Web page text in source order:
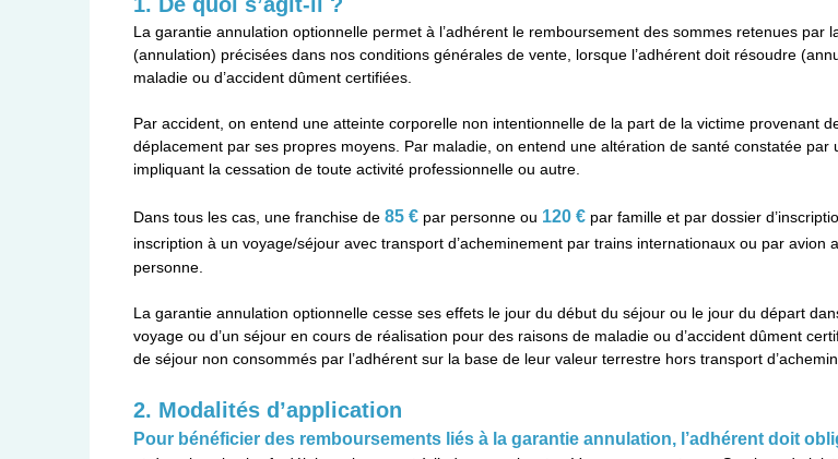
La garantie annulation optionnelle permet à l’adhérent le remboursement des sommes retenues par
(annulation) précisées dans nos conditions générales de vente, lorsque l’adhérent doit résoudre
maladie ou d’accident dûment certifiées.
Par accident, on entend une atteinte corporelle non intentionnelle de la part de la victime provenant
déplacement par ses propres moyens. Par maladie, on entend une altération de santé constatée
impliquant la cessation de toute activité professionnelle ou autre.
Dans tous les cas, une franchise de 85 € par personne ou 120 € par famille et par dossier
inscription à un voyage/séjour avec transport d’acheminement par trains internationaux ou par
personne.
La garantie annulation optionnelle cesse ses effets le jour du début du séjour ou le jour du départ
voyage ou d’un séjour en cours de réalisation pour des raisons de maladie ou d’accident dûment
de séjour non consommés par l’adhérent sur la base de leur valeur terrestre hors transport
2. Modalités d’application
Pour bénéficier des remboursements liés à la garantie annulation, l’adhérent doit